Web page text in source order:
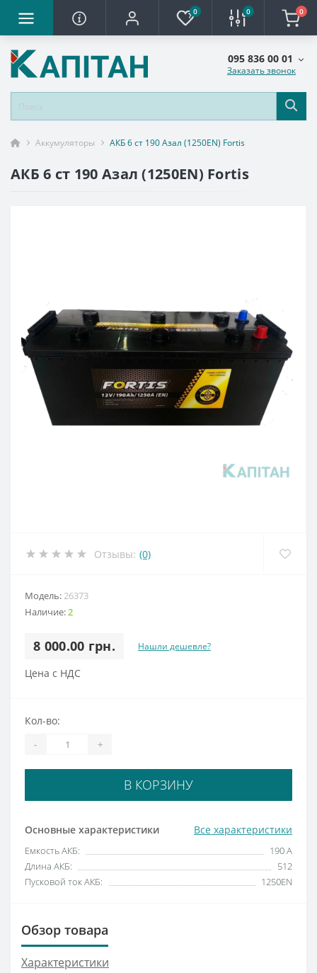
0 0 0
095 836 00 01
Заказать звонок
Аккумуляторы АКБ 6 ст 190 Азал (1250EN) Fortis
АКБ 6 ст 190 Азал (1250EN) Fortis
Отзывы: (0)
Модель:26373
Наличие:2
8 000.00 грн. Нашли дешевле?
Цена с НДС
Основные характеристики Все характеристики
Емкость АКБ:
190 А
Длина АКБ:
512
Пусковой ток АКБ:
1250EN
Кол-во:
- +
В КОРЗИНУ
Обзор товара
Характеристики